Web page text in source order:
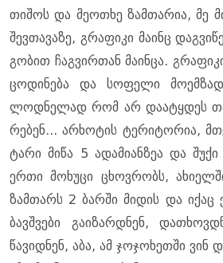
თი­შოს და მე­ო­თხე ზამ­თა­რია, მე
შევ­თა­ვა­ზე, გრა­ფი­კი მა­ინც
გო­ბით ჩაგ­ვირ­თან მა­ინ­ცა.
ცო­დი­ნე­ბა და სო­ფე­ლი
ლოდ­ნე­ლად რომ არ და­ა­ტყდეს
რე­ბენ... არ­ხო­ტის ტე­რი­ტო­რია,
ტა­რი მიწა 5 ადა­მი­ან­ზეა და
ერთი მო­ხუ­ცი ცხოვ­რობს,
ზამ­თარს 2 ბარ­ში მი­დის და იქაც
ბავ­შვე­ბი გა­ი­ზარ­დნენ,
წა­ვიდ­ნენ, აბა, ამ ჯო­ჯო­ხეთ­ში ვინ